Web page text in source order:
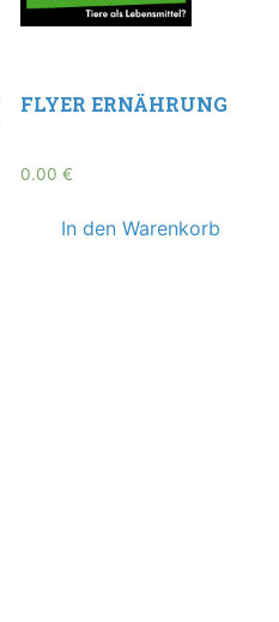
FLYER ERNÄHRUNG
0.00€
In den Warenkorb